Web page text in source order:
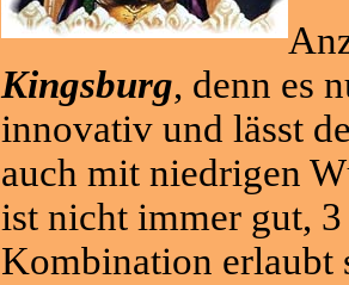
Kingsburg, denn es
innovativ und lässt
auch mit niedrigen
ist nicht immer gut,
Kombination erlaubt